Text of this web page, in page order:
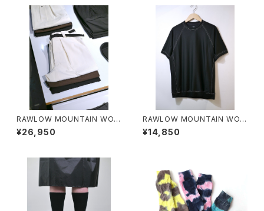
RAWLOW MOUNTAIN WOR
KS / HIKER BAKER PANTS
¥26,950
RAWLOW MOUNTAIN WOR
KS / DAD LITE CREW
¥14,850